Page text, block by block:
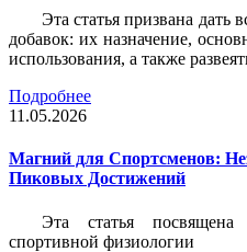
Эта статья призвана дать
добавок: их назначение,
использования, а также
Подробнее
11.05.2026
Магний для Спортсменов:
Пиковых Достижений
Эта статья
спортивной физиологии